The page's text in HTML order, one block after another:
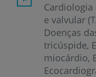
e valvular
Doenças
tricúspide,
miocárdio,